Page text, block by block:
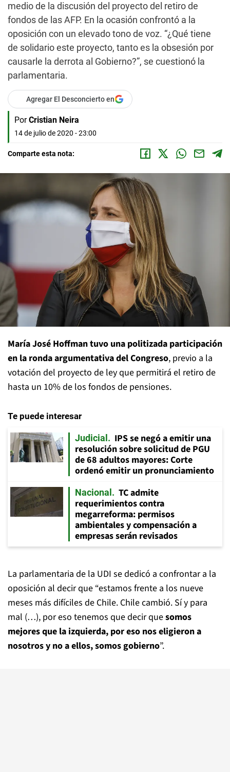
medio de la discusión del proyecto del retiro de
fondos de las AFP. En la ocasión confrontó a la
oposición con un elevado tono de voz. “¿Qué tiene
de solidario este proyecto, tanto es la obsesión por
causarle la derrota al Gobierno?”, se cuestionó la
parlamentaria.
Agregar El Desconcierto en
Por Cristian Neira
14 de julio de 2020 - 23:00
Comparte esta nota:
María José Hoffman tuvo una politizada participación
en la ronda argumentativa del Congreso, previo a la
votación del proyecto de ley que permitirá el retiro de
hasta un 10% de los fondos de pensiones.
Te puede interesar
Judicial
IPS se negó a emitir una
resolución sobre solicitud de PGU
de 68 adultos mayores: Corte
ordenó emitir un pronunciamiento
Nacional
TC admite
requerimientos contra
megarreforma: permisos
ambientales y compensación a
empresas serán revisados
La parlamentaria de la UDI se dedicó a confrontar a la
oposición al decir que “estamos frente a los nueve
meses más difíciles de Chile. Chile cambió. Sí y para
mal (…), por eso tenemos que decir quesomos
mejores que la izquierda, por eso nos eligieron a
nosotros y no a ellos, somos gobierno”.